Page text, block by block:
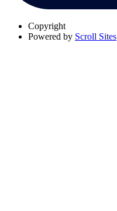
Copyright
Powered by Scroll Sites